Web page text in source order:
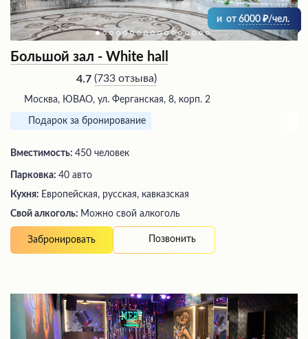
и от 6000 /чел.
Большой зал - White hall
4.7 (733 отзыва)
Москва, ЮВАО, ул. Ферганская, 8, корп. 2
Подарок за бронирование
Вместимость: 450 человек
Парковка: 40 авто
Кухня: Европейская, русская, кавказская
Свой алкоголь: Можно свой алкоголь
Забронировать Позвонить